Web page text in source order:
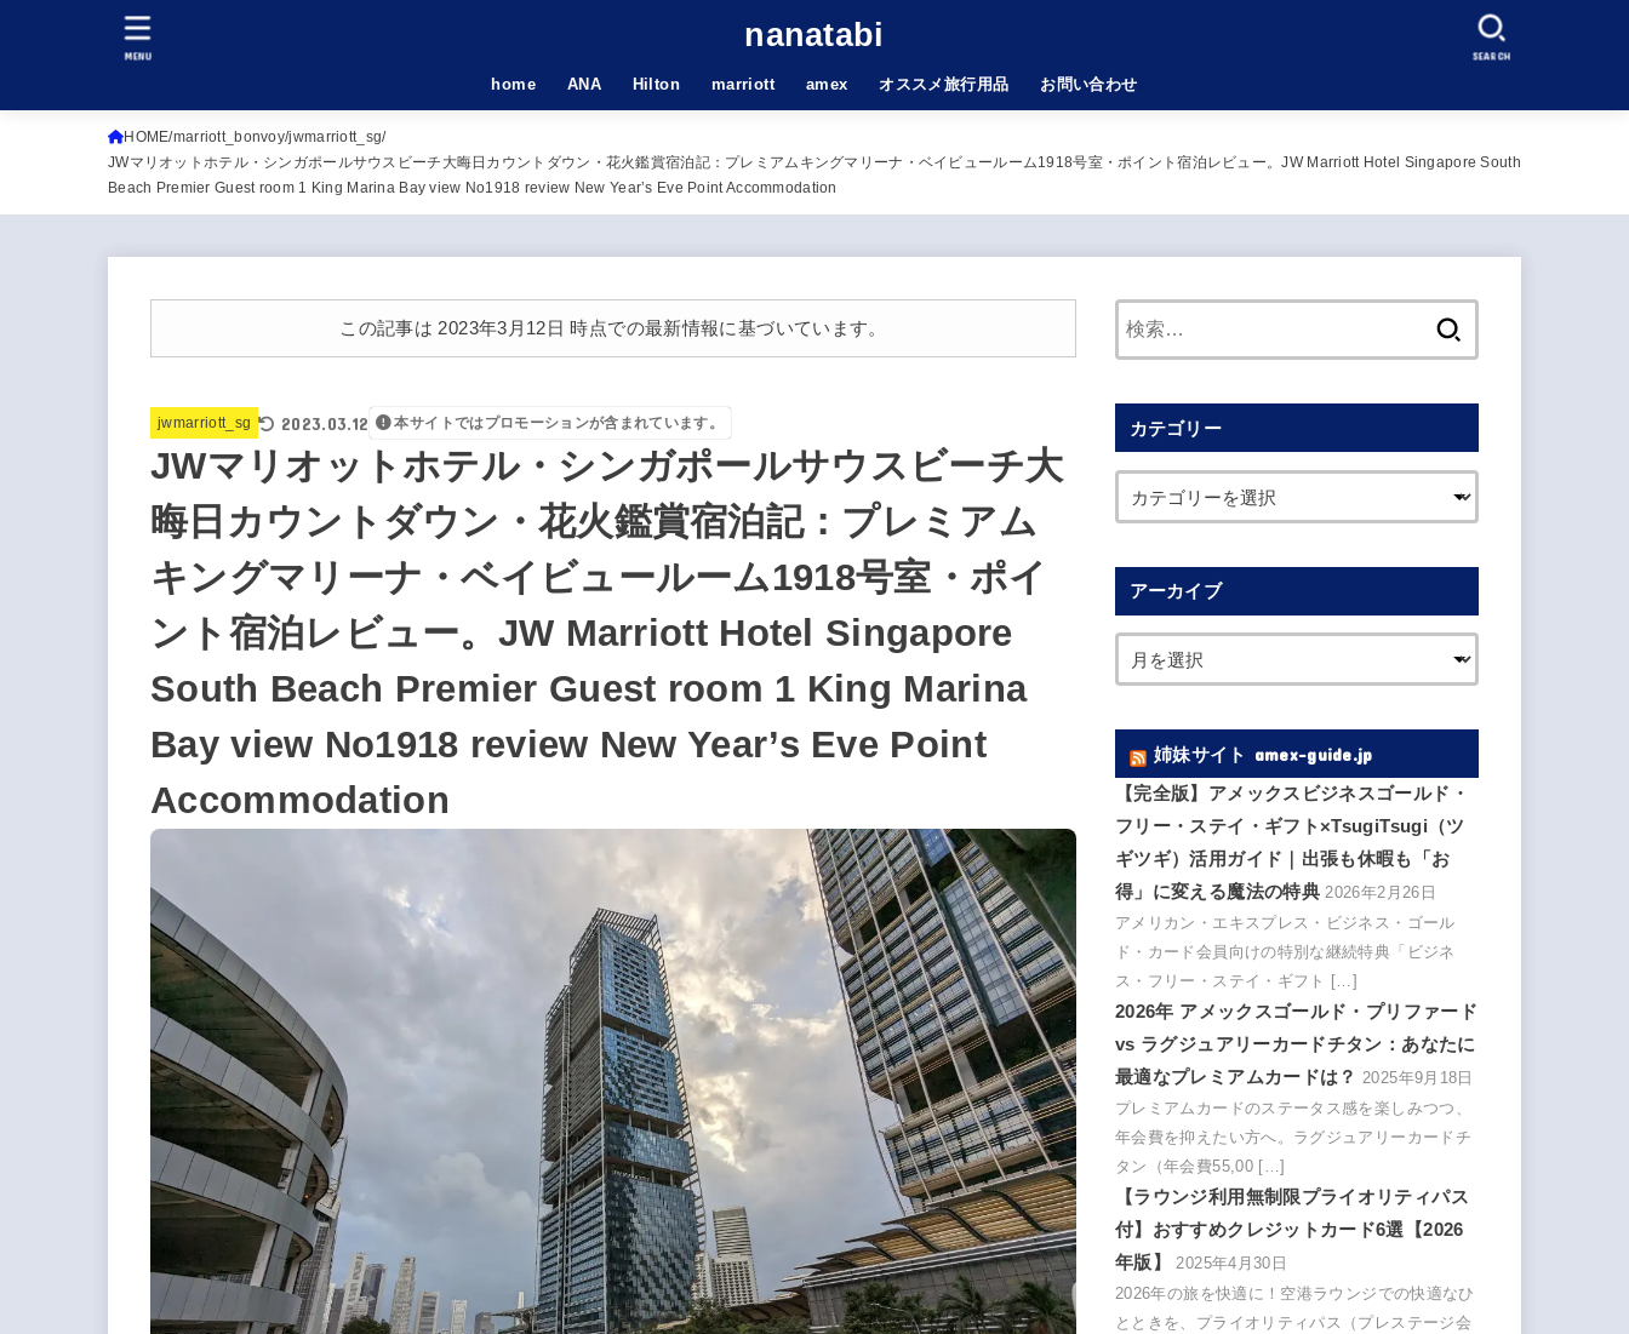
nanatabi
home ANA Hilton marriott amex オススメ旅行用品 お問い合わせ
SEARCH
MENU
HOME marriott_bonvoy jwmarriott_sg
JWマリオットホテル・シンガポールサウスビーチ大晦日カウントダウン・花火鑑賞宿泊記：プレミアムキングマリーナ・ベイビュールーム1918号室・ポイント宿泊レビュー。JW Marriott Hotel Singapore South
Beach Premier Guest room 1 King Marina Bay view No1918 review New Year’s Eve Point Accommodation
この記事は 2023年3月12日 時点での最新情報に基づいています。
jwmarriott_sg 2023.03.12 本サイトではプロモーションが含まれています。
JWマリオットホテル・シンガポールサウスビーチ大
晦日カウントダウン・花火鑑賞宿泊記：プレミアム
キングマリーナ・ベイビュールーム1918号室・ポイ
ント宿泊レビュー。JW Marriott Hotel Singapore
South Beach Premier Guest room 1 King Marina
Bay view No1918 review New Year’s Eve Point
Accommodation
カテゴリー
アーカイブ
姉妹サイト amex-guide.jp
【完全版】アメックスビジネスゴールド・
フリー・ステイ・ギフト×TsugiTsugi（ツ
ギツギ）活用ガイド｜出張も休暇も「お
得」に変える魔法の特典 2026年2月26日
アメリカン・エキスプレス・ビジネス・ゴール
ド・カード会員向けの特別な継続特典「ビジネ
ス・フリー・ステイ・ギフト […]
2026年 アメックスゴールド・プリファード
vs ラグジュアリーカードチタン：あなたに
最適なプレミアムカードは？ 2025年9月18日
プレミアムカードのステータス感を楽しみつつ、
年会費を抑えたい方へ。ラグジュアリーカードチ
タン（年会費55,00 […]
【ラウンジ利用無制限プライオリティパス
付】おすすめクレジットカード6選【2026
年版】
2025年4月30日
2026年の旅を快適に！空港ラウンジでの快適なひ
とときを、プライオリティパス（プレステージ会